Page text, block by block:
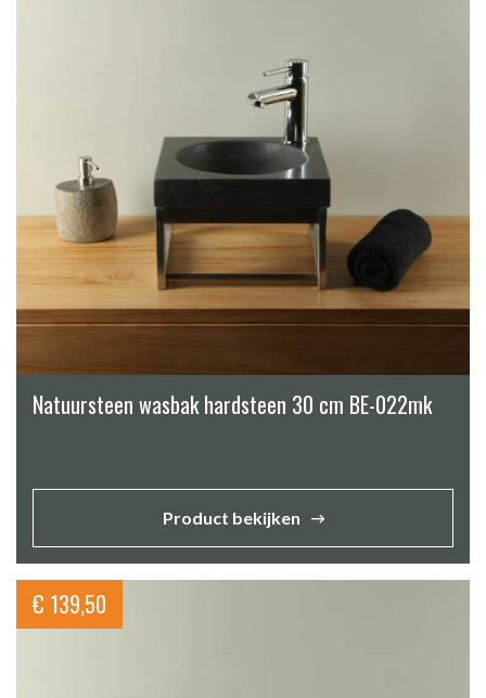
Natuursteen wasbak hardsteen 30 cm BE-022mk
Product bekijken
€ 139,50